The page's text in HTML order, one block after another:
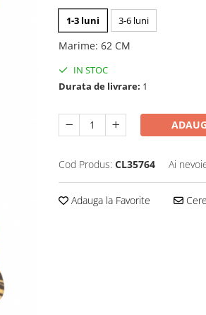
1-3 luni 3-6 luni
Marime: 62 CM
IN STOC
Durata de livrare: 1
Cod Produs: CL35764 Ai
Adauga la Favorite